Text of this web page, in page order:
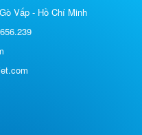
Vấp - Hồ Chí Minh